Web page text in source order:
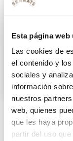
Esta página web
Las cookies de
el contenido y
sociales y
información
nuestros
web, quienes
que les haya
partir del uso
aceituna
llama
9 DICIEMBRE